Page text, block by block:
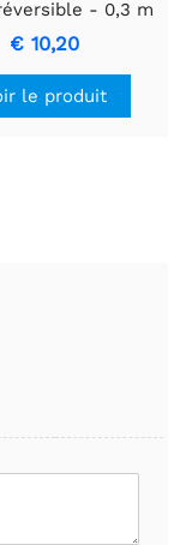
- 0,3 m
€ 10,20
le produit